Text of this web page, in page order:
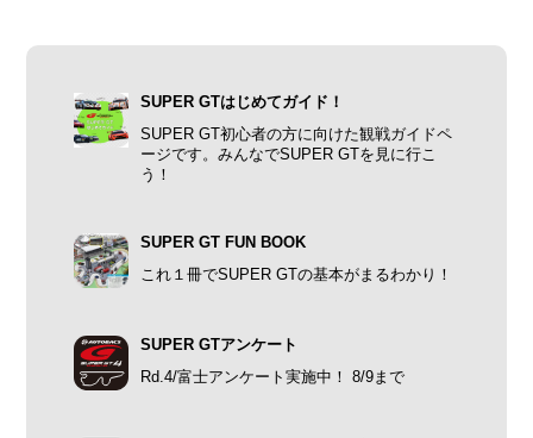
SUPER GTはじめてガイド！
SUPER GT初心者の方に向けた観戦ガイドペ
ージです。みんなでSUPER GTを見に行こ
う！
SUPER GT FUN BOOK
これ１冊でSUPER GTの基本がまるわかり！
SUPER GTアンケート
Rd.4/富士アンケート実施中！ 8/9まで